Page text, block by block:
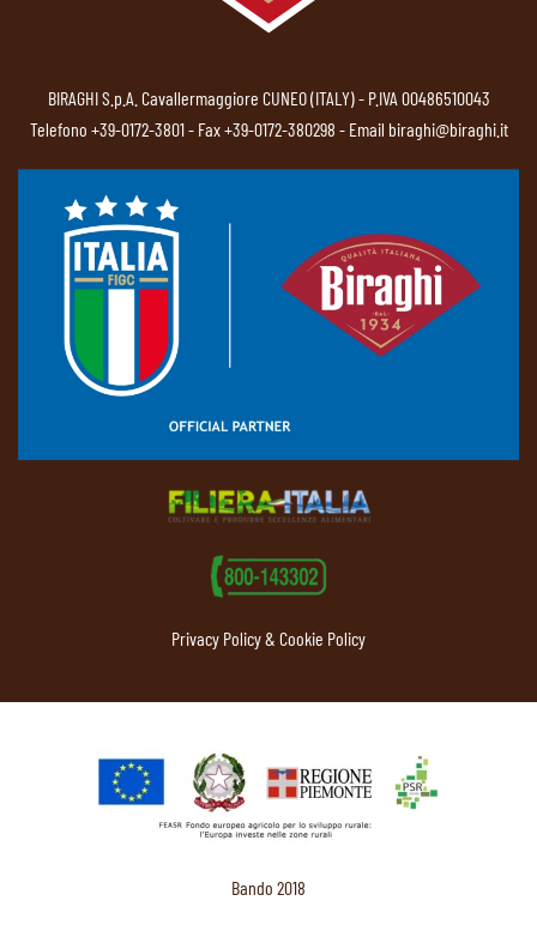
BIRAGHI S.p.A. Cavallermaggiore CUNEO (ITALY) - P.IVA 00486510043
Telefono +39-0172-3801- Fax +39-0172-380298 - Email biraghi@biraghi.it
Privacy Policy & Cookie Policy
Bando 2018